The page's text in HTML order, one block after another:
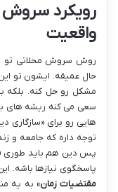
رویکرد
واقعیت
روش سروش محلاتی تو
حال عمیقه. ایشون تو
مشکل رو حل کنه. بلکه
سعی می کنه ریشه های
هایی رو برای «سازگاری
توجه داره که جامعه و
پس دین هم باید طوری
پاسخگوی نیازها باشه.
مقتضیات زمان» به یه